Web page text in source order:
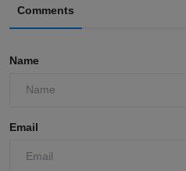
Comments
Name
Email